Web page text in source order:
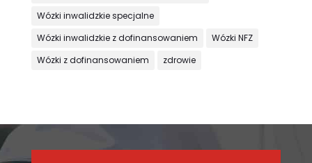
Wózki inwalidzkie specjalne
Wózki inwalidzkie z dofinansowaniem
Wózki NFZ
Wózki z dofinansowaniem
zdrowie